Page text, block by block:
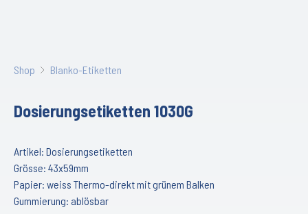
Shop Blanko-Etiketten
Dosierungsetiketten 1030G
Artikel: Dosierungsetiketten
Grösse: 43x59mm
Papier: weiss Thermo-direkt mit grünem Balken
Gummierung: ablösbar